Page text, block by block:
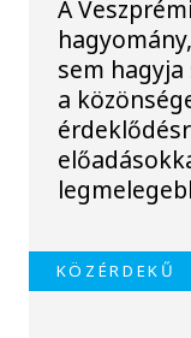
A
sem
a
KÖZÉRDEKŰ